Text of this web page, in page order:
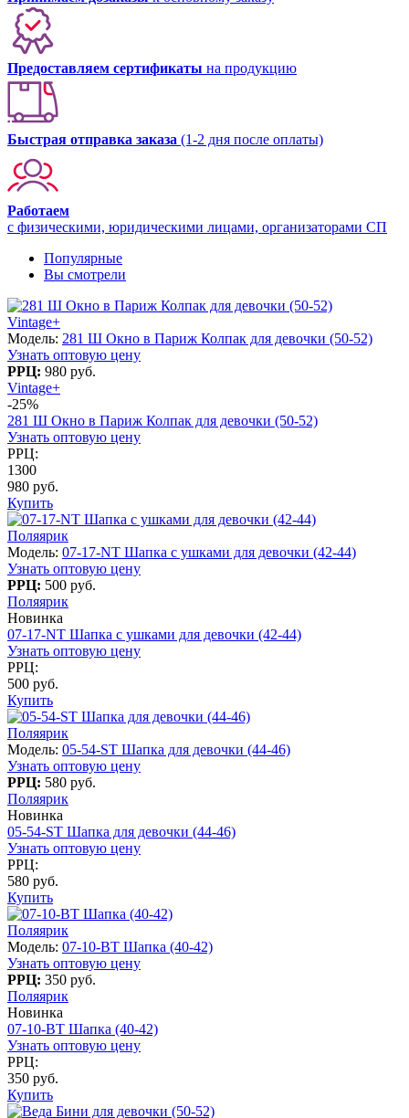
Предоставляем сертификаты на продукцию
Быстрая отправка заказа (1-2 дня после оплаты)
Работаем
с физическими, юридическими лицами, организаторами СП
Популярные
Вы смотрели
Vintage+
Модель: 281 Ш Окно в Париж Колпак для девочки (50-52)
Узнать оптовую цену
РРЦ: 980 руб.
Vintage+
-25%
281 Ш Окно в Париж Колпак для девочки (50-52)
Узнать оптовую цену
РРЦ:
1300
980 руб.
Купить
Поляярик
Модель: 07-17-NT Шапка с ушками для девочки (42-44)
Узнать оптовую цену
РРЦ: 500 руб.
Поляярик
Новинка
07-17-NT Шапка с ушками для девочки (42-44)
Узнать оптовую цену
РРЦ:
500 руб.
Купить
Поляярик
Модель: 05-54-ST Шапка для девочки (44-46)
Узнать оптовую цену
РРЦ: 580 руб.
Поляярик
Новинка
05-54-ST Шапка для девочки (44-46)
Узнать оптовую цену
РРЦ:
580 руб.
Купить
Поляярик
Модель: 07-10-BT Шапка (40-42)
Узнать оптовую цену
РРЦ: 350 руб.
Поляярик
Новинка
07-10-BT Шапка (40-42)
Узнать оптовую цену
РРЦ:
350 руб.
Купить